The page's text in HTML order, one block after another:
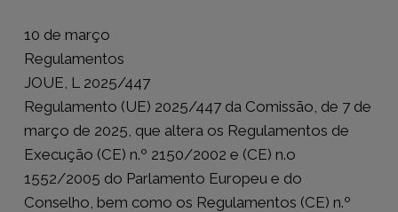
10 de março
Regulamentos
JOUE, L 2025/447
Regulamento (UE) 2025/447 da Comissão, de 7 de
março de 2025, que altera os Regulamentos de
Execução (CE) n.º 2150/2002 e (CE) n.o
1552/2005 do Parlamento Europeu e do
Conselho, bem como os Regulamentos (CE) n.º